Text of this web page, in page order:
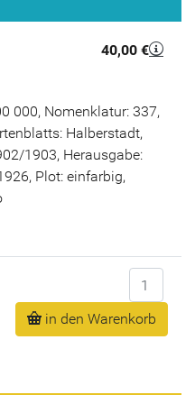
40,00 €
000, Nomenklatur: 337,
Halberstadt,
1903, Herausgabe:
Plot: einfarbig,
Anzahl
in den Warenkorb